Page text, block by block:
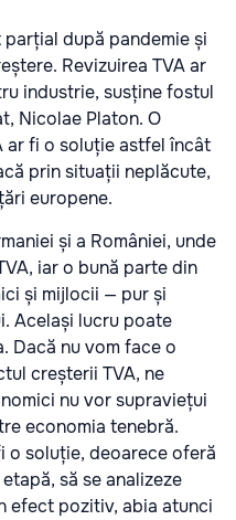
după pandemie și
Revizuirea TVA ar
industrie, susține fostul
Nicolae Platon. O
ar fi o soluție astfel încât
prin situații neplăcute,
europene.
și a României, unde
iar o bună parte din
și mijlocii — pur și
Același lucru poate
Dacă nu vom face o
creșterii TVA, ne
nu vor supraviețui
economia tenebră.
o soluție, deoarece oferă
să se analizeze
efect pozitiv, abia atunci